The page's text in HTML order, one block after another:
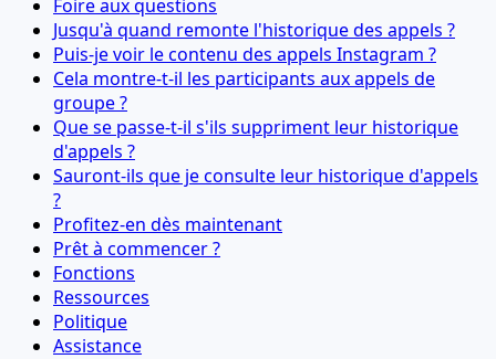
Foire aux questions
Jusqu'à quand remonte l'historique des appels ?
Puis-je voir le contenu des appels Instagram ?
Cela montre-t-il les participants aux appels de
groupe ?
Que se passe-t-il s'ils suppriment leur historique
d'appels ?
Sauront-ils que je consulte leur historique d'appels
?
Profitez-en dès maintenant
Prêt à commencer ?
Fonctions
Ressources
Politique
Assistance